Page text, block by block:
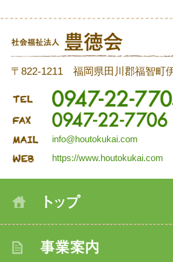
〒822-1211 福岡県田川郡福智町
info@houtokukai.com
https://www.houtokukai.com